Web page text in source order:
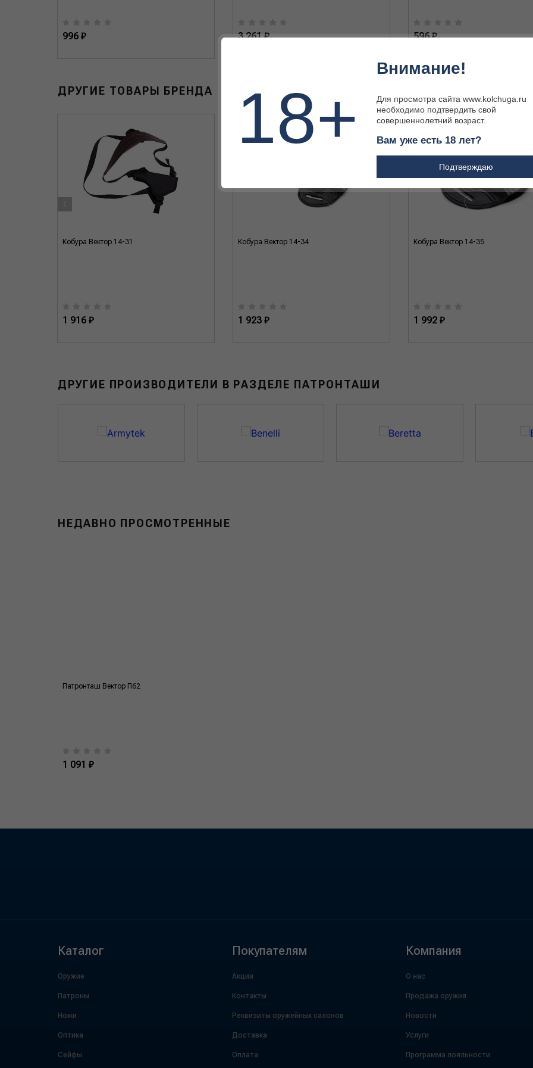
996 ₽ 3 261 ₽ 596 ₽
ДРУГИЕ ТОВАРЫ БРЕНДА
Кобура Вектор 14-31
1 916 ₽
Кобура Вектор 14-34
1 923 ₽
Кобура Вектор 14-35
1 992 ₽
‹
ДРУГИЕ ПРОИЗВОДИТЕЛИ В РАЗДЕЛЕ ПАТРОНТАШИ
НЕДАВНО ПРОСМОТРЕННЫЕ
Патронташ Вектор П62
1 091 ₽
Каталог
Оружие
Патроны
Ножи
Оптика
Сейфы
Покупателям
Акции
Контакты
Реквизиты оружейных салонов
Доставка
Оплата
Компания
О нас
Продажа оружия
Новости
Услуги
Программа лояльности
18+
Внимание!
Для просмотра сайта www.kolchuga.ru
необходимо подтвердить свой
совершеннолетний возраст.
Вам уже есть 18 лет?
Подтверждаю